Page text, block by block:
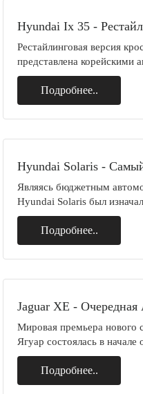
Hyundai Ix 35 -
Рестайлинговая версия
представлена корейскими
Подробнее..
Hyundai Solaris -
Являясь бюджетным
Hyundai Solaris был
Подробнее..
Jaguar XE -
Мировая премьера нового
Ягуар состоялась в
Подробнее..